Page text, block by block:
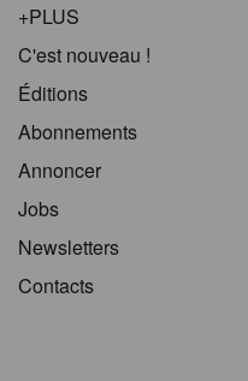
+PLUS
C'est nouveau !
Éditions
Abonnements
Annoncer
Jobs
Newsletters
Contacts